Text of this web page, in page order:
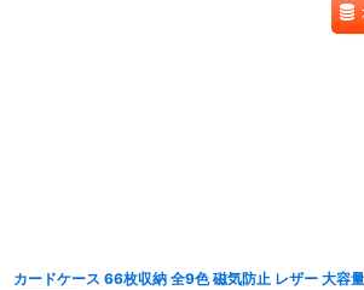
カードケース 66枚収納 全9色 磁気防止 レザー 大容